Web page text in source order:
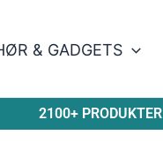
& GADGETS
2100+ PRODUKTER